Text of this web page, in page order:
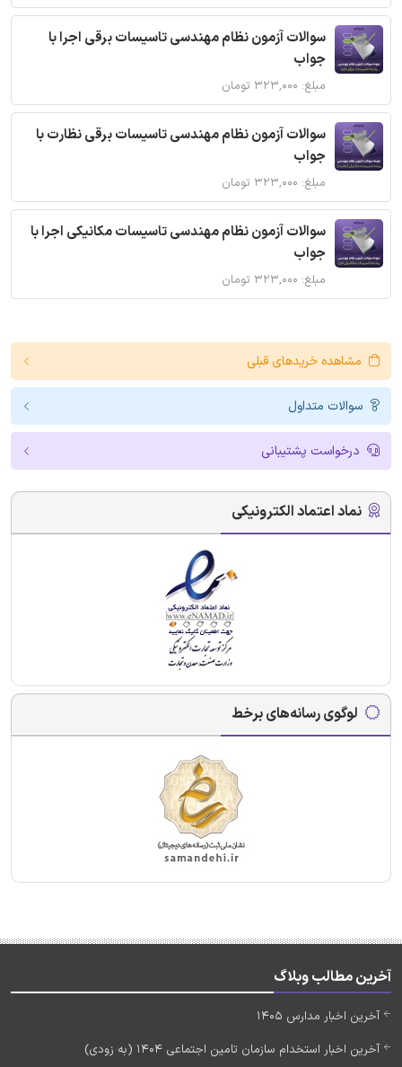
سوالات آزمون نظام مهندسی تاسیسات برقی اجرا با
جواب
مبلغ: ۳۲۳,۰۰۰ تومان
سوالات آزمون نظام مهندسی تاسیسات برقی نظارت با
جواب
مبلغ: ۳۲۳,۰۰۰ تومان
سوالات آزمون نظام مهندسی تاسیسات مکانیکی اجرا با
جواب
مبلغ: ۳۲۳,۰۰۰ تومان
مشاهده خریدهای قبلی
سوالات متداول
درخواست پشتیبانی
نماد اعتماد الکترونیکی
لوگوی رسانه‌های برخط
آخرین مطالب وبلاگ
آخرین اخبار مدارس 1405
آخرین اخبار استخدام سازمان تامین اجتماعی 1404 (به زودی)